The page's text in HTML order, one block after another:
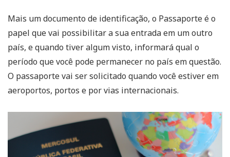
Mais um documento de identificação, o Passaporte é o
papel que vai possibilitar a sua entrada em um outro
país, e quando tiver algum visto, informará qual o
período que você pode permanecer no país em questão.
O passaporte vai ser solicitado quando você estiver em
aeroportos, portos e por vias internacionais.